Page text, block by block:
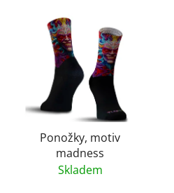
Ponožky, motiv
madness
Skladem